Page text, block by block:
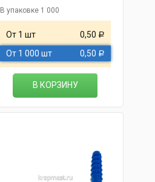
В упаковке 1 000
От 1 шт 0,50 Р
От 1 000 шт 0,50 Р
В КОРЗИНУ